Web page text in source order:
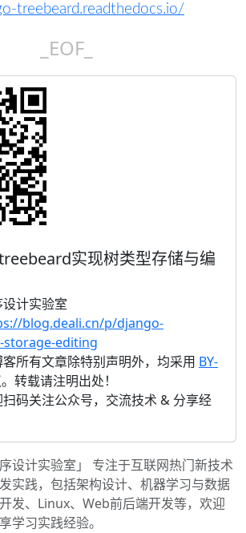
treebeard.readthedocs.io/
_EOF_
实现树类型存储与编
计实验室
blog.deali.cn/p/django-
editing
所有文章除特别声明外，均采用 BY-
转载请注明出处！
码关注公众号，交流技术 & 分享经
设计实验室」 专注于互联网热门新技术
实践，包括架构设计、机器学习与数据
发、Linux、Web前后端开发等，欢迎
学习实践经验。